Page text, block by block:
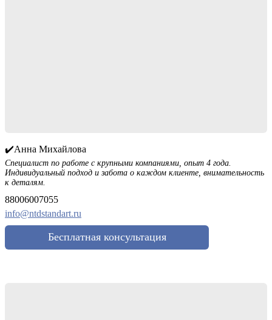
✔️Анна Михайлова
Специалист по работе с крупными компаниями, опыт 4 года.
Индивидуальный подход и забота о каждом клиенте, внимательность
к деталям.
88006007055
info@ntdstandart.ru
Бесплатная консультация